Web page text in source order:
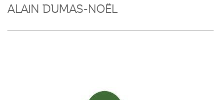
PUBLIBOOK
SOCIÉTÉ DES ÉCRIVAINS
ALAIN DUMAS-NOËL